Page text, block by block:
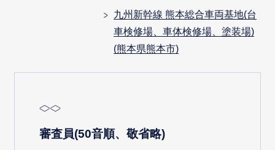
九州新幹線 熊本総合車両基地(台
車検修場、車体検修場、塗装場)
(熊本県熊本市)
審査員(50音順、敬省略)